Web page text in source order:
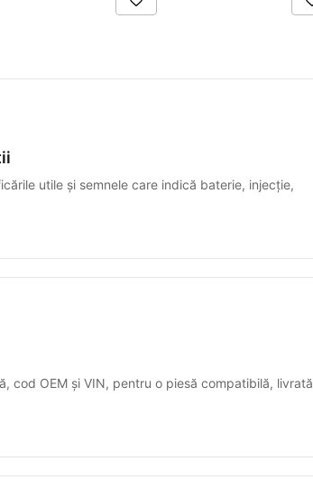
utile și semnele care indică baterie, injecție,
cod OEM și VIN, pentru o piesă compatibilă, livrată